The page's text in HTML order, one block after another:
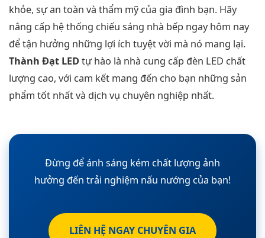
khỏe, sự an toàn và thẩm mỹ của gia đình bạn. Hãy
nâng cấp hệ thống chiếu sáng nhà bếp ngay hôm nay
để tận hưởng những lợi ích tuyệt vời mà nó mang lại.
Thành Đạt LED tự hào là nhà cung cấp đèn LED chất
lượng cao, với cam kết mang đến cho bạn những sản
phẩm tốt nhất và dịch vụ chuyên nghiệp nhất.
Đừng để ánh sáng kém chất lượng ảnh
hưởng đến trải nghiệm nấu nướng của bạn!
LIÊN HỆ NGAY CHUYÊN GIA